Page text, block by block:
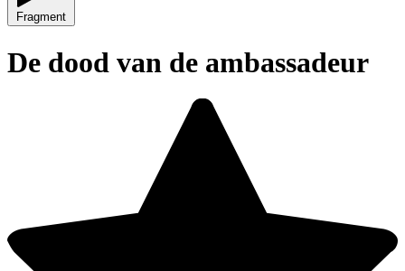
Fragment
De dood van de ambassadeur